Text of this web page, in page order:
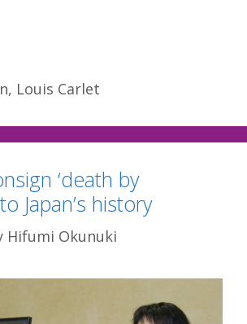
, Louis Carlet
‘death by
Japan’s history
Hifumi Okunuki